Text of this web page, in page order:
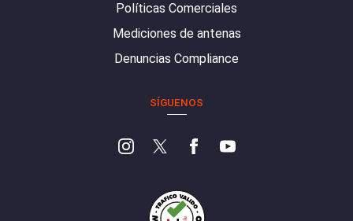
Políticas Comerciales
Mediciones de antenas
Denuncias Compliance
SÍGUENOS